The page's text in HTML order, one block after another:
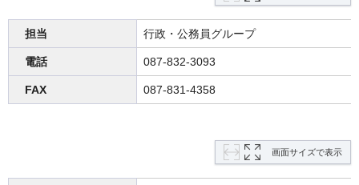
担当 行政・公務員グループ
電話 087-832-3093
FAX 087-831-4358
画面サイズで表示